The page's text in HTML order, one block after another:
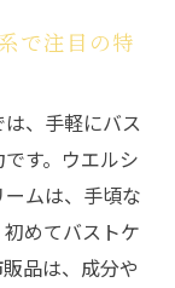
で注目の特
、手軽にバス
す。ウエルシ
ムは、手頃な
めてバストケ
品は、成分や